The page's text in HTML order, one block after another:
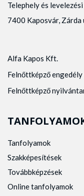
Telephely és levelezési
7400 Kaposvár, Zárda
Alfa Kapos Kft.
Felnőttképző
Felnőttképző
Tanfolyamok
Szakképesítések
Továbbképzések
Online tanfolyamok